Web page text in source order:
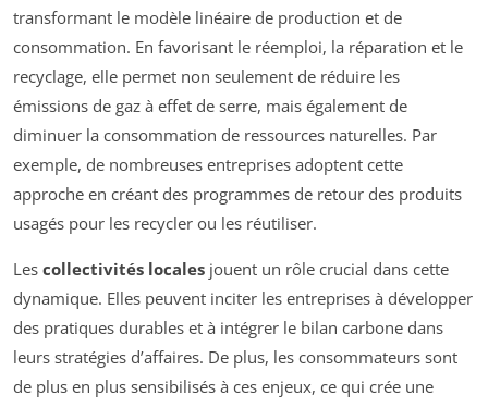
transformant le modèle linéaire de production et de
consommation. En favorisant le réemploi, la réparation et le
recyclage, elle permet non seulement de réduire les
émissions de gaz à effet de serre, mais également de
diminuer la consommation de ressources naturelles. Par
exemple, de nombreuses entreprises adoptent cette
approche en créant des programmes de retour des produits
usagés pour les recycler ou les réutiliser.
Les collectivités locales jouent un rôle crucial dans cette
dynamique. Elles peuvent inciter les entreprises à développer
des pratiques durables et à intégrer le bilan carbone dans
leurs stratégies d’affaires. De plus, les consommateurs sont
de plus en plus sensibilisés à ces enjeux, ce qui crée une